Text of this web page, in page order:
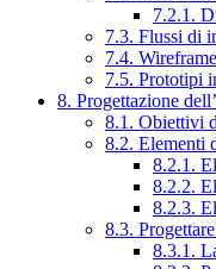
7.2.1.
7.3. Flussi di
7.4. Wireframe
7.5. Prototipi
8. Progettazione
8.1. Obiettivi
8.2. Elementi
8.2.1.
8.2.2.
8.2.3.
8.3.
8.3.1.